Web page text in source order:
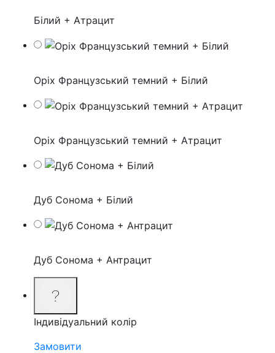
Білий + Атрацит
Оріх Французський темний + Білий
Оріх Французський темний + Атрацит
Дуб Сонома + Білий
Дуб Сонома + Антрацит
Індивідуальний колір
Замовити